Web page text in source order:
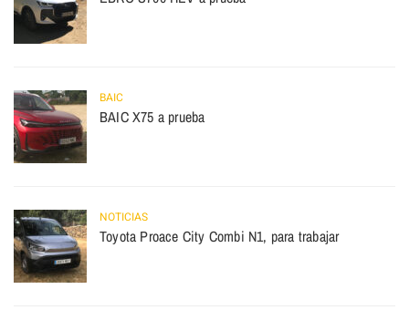
BAIC
BAIC X75 a prueba
NOTICIAS
Toyota Proace City Combi N1, para trabajar